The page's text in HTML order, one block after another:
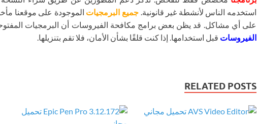
استخدمه الناس لأنشطة غير قانونية. جميع البرمجيات الموجودة على موقعنا
على أي مشاكل. قد يظن بعض برامج مكافحة الفيروسات أن البرمجيات
الفيروسات قبل استخدامها. إذا كنت قلقًا بشأن الأمان، فلا تقم بتنزيلها.
RELATED POSTS